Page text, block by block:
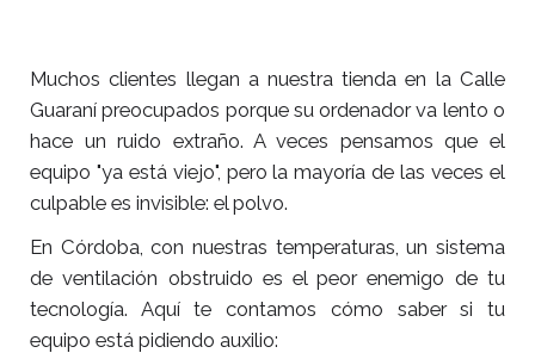
Muchos clientes llegan a nuestra tienda en la Calle
Guaraní preocupados porque su ordenador va lento o
hace un ruido extraño. A veces pensamos que el
equipo "ya está viejo", pero la mayoría de las veces el
culpable es invisible: el polvo.
En Córdoba, con nuestras temperaturas, un sistema
de ventilación obstruido es el peor enemigo de tu
tecnología. Aquí te contamos cómo saber si tu
equipo está pidiendo auxilio: